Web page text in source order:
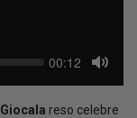
Current
00:12
Mute
Giocala reso celebre